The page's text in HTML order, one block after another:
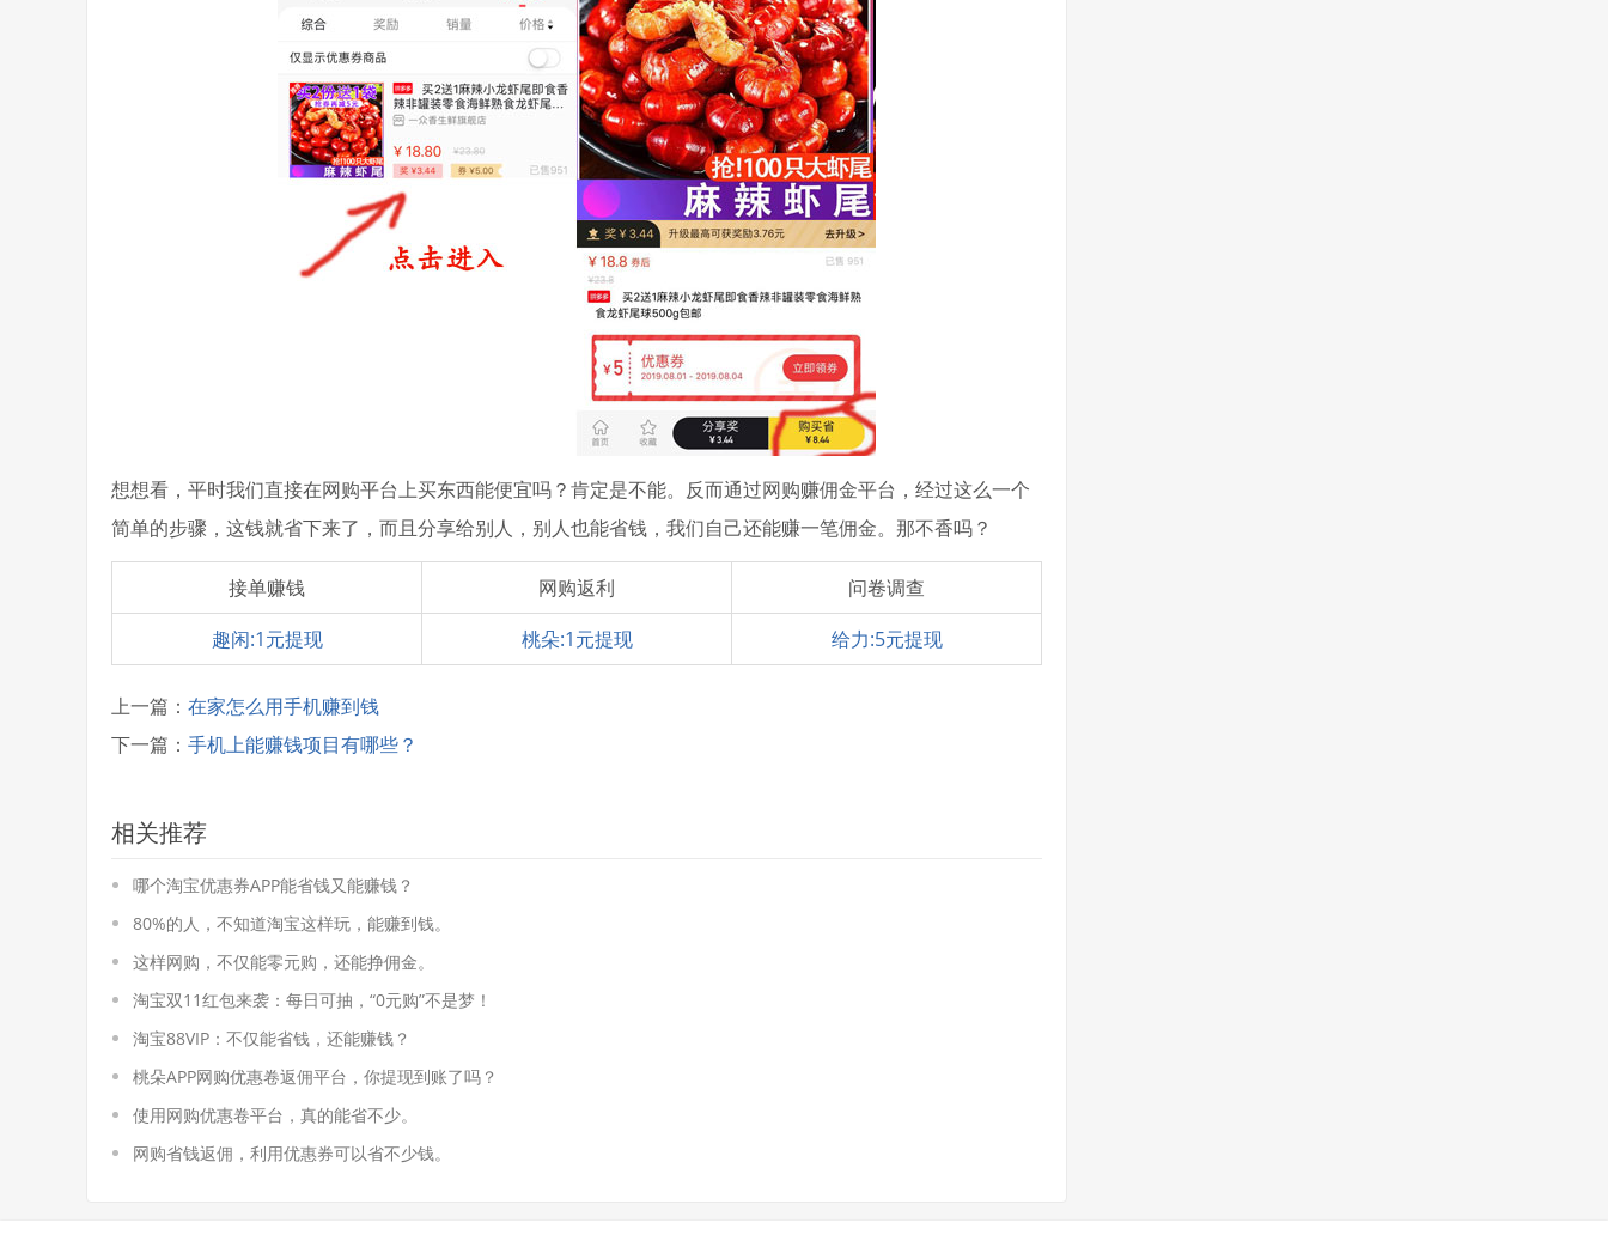
想想看，平时我们直接在网购平台上买东西能便宜吗？肯定是不能。反而通过网购赚佣金平台，经过这么一个
简单的步骤，这钱就省下来了，而且分享给别人，别人也能省钱，我们自己还能赚一笔佣金。那不香吗？
接单赚钱 网购返利
问卷调查
趣闲:1元提现
桃朵:1元提现 给力:5元提现
上一篇： 在家怎么用手机赚到钱
下一篇： 手机上能赚钱项目有哪些？
相关推荐
哪个淘宝优惠券APP能省钱又能赚钱？
80%的人，不知道淘宝这样玩，能赚到钱。
这样网购，不仅能零元购，还能挣佣金。
淘宝双11红包来袭：每日可抽，“0元购”不是梦！
淘宝88VIP：不仅能省钱，还能赚钱？
桃朵APP网购优惠卷返佣平台，你提现到账了吗？
使用网购优惠卷平台，真的能省不少。
网购省钱返佣，利用优惠券可以省不少钱。